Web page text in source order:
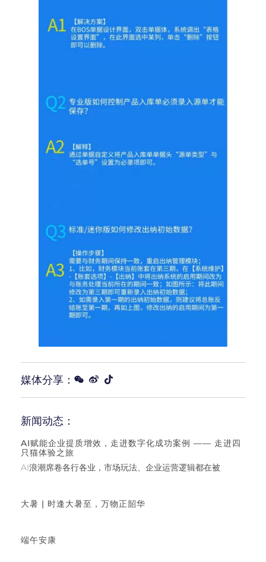
媒体分享：
新闻动态：
AI赋能企业提质增效，走进数字化成功案例 —— 走进四
只猫体验之旅
AI浪潮席卷各行各业，市场玩法、企业运营逻辑都在被
大暑 | 时逢大暑至，万物正韶华
端午安康